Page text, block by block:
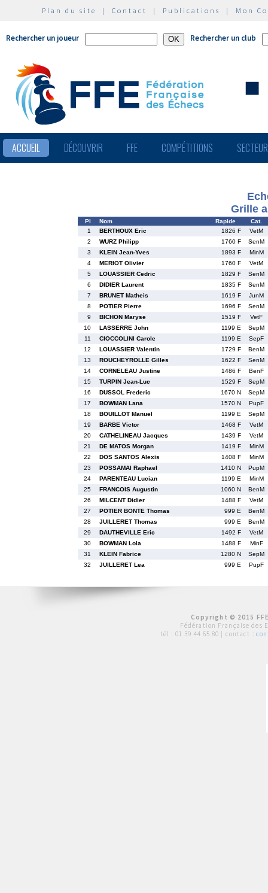
Plan du site | Contact | Publications | Mon
Rechercher un joueur Rechercher un club
ACCUEIL DÉCOUVRIR FFE COMPÉTITIONS
Grille
Pl Nom Rapide
Cat.
1
BERTHOUX Eric 1826 F
VetM
2
WURZ Philipp 1760 F
SenM
3
KLEIN Jean-Yves 1893 F
MinM
4
MERIOT Olivier 1760 F
VetM
5
LOUASSIER Cedric 1829 F
SenM
6
DIDIER Laurent 1835 F
SenM
7
BRUNET Matheis 1619 F
JunM
8
POTIER Pierre 1696 F
SenM
9
BICHON Maryse 1519 F
VetF
10
LASSERRE John 1199 E
SepM
11
CIOCCOLINI Carole 1199 E
SepF
12
LOUASSIER Valentin 1729 F
BenM
13
ROUCHEYROLLE Gilles 1622 F
SenM
14
CORNELEAU Justine 1486 F
BenF
15
TURPIN Jean-Luc 1529 F
SepM
16
DUSSOL Frederic 1670 N
SepM
17
BOWMAN Lana 1570 N
PupF
18
BOUILLOT Manuel 1199 E
SepM
19
BARBE Victor 1468 F
VetM
20
CATHELINEAU Jacques 1439 F
VetM
21
DE MATOS Morgan 1419 F
MinM
22
DOS SANTOS Alexis 1408 F
MinM
23
POSSAMAI Raphael 1410 N
PupM
24
PARENTEAU Lucian 1199 E
MinM
25
FRANCOIS Augustin 1060 N
BenM
26
MILCENT Didier 1488 F
VetM
27
POTIER BONTE Thomas 999 E
BenM
28
JUILLERET Thomas 999 E
BenM
29
DAUTHEVILLE Eric 1492 F
VetM
30
BOWMAN Lola 1488 F
MinF
31
KLEIN Fabrice 1280 N
SepM
32
JUILLERET Lea 999 E PupF
Copyright © 2015
Fédération Française des
tél : 01 39 44 65 80 | contact :